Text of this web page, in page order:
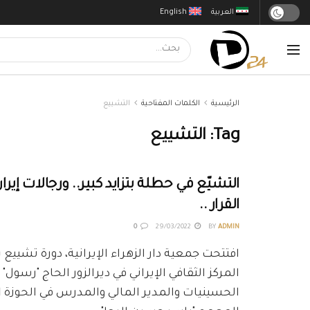
English العربية
الرئيسية الكلمات المفتاحية التشييع
Tag: التشييع
التشيّع في حطلة بتزايد كبير.. ورجالات
القرار ..
BY ADMIN
0
افتتحت جمعية دار الزهراء الإيرانية، دورة
المركز الثقافي الإيراني في ديرالزور الحاج
الحسينيات والمدير المالي والمدرس في الحوزة